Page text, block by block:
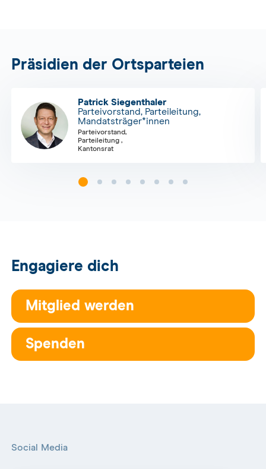
Präsidien der Ortsparteien
Patrick Siegenthaler
Parteivorstand, Parteileitung,
Mandatsträger*innen
Parteivorstand,
Parteileitung ,
Kantonsrat
Engagiere dich
Mitglied werden
Spenden
Social Media